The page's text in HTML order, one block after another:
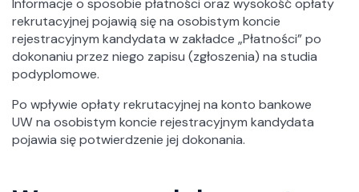
Informacje o sposobie płatności oraz wysokość opłaty
rekrutacyjnej pojawią się na osobistym koncie
rejestracyjnym kandydata w zakładce „Płatności” po
dokonaniu przez niego zapisu (zgłoszenia) na studia
podyplomowe.
Po wpływie opłaty rekrutacyjnej na konto bankowe
UW na osobistym koncie rejestracyjnym kandydata
pojawia się potwierdzenie jej dokonania.